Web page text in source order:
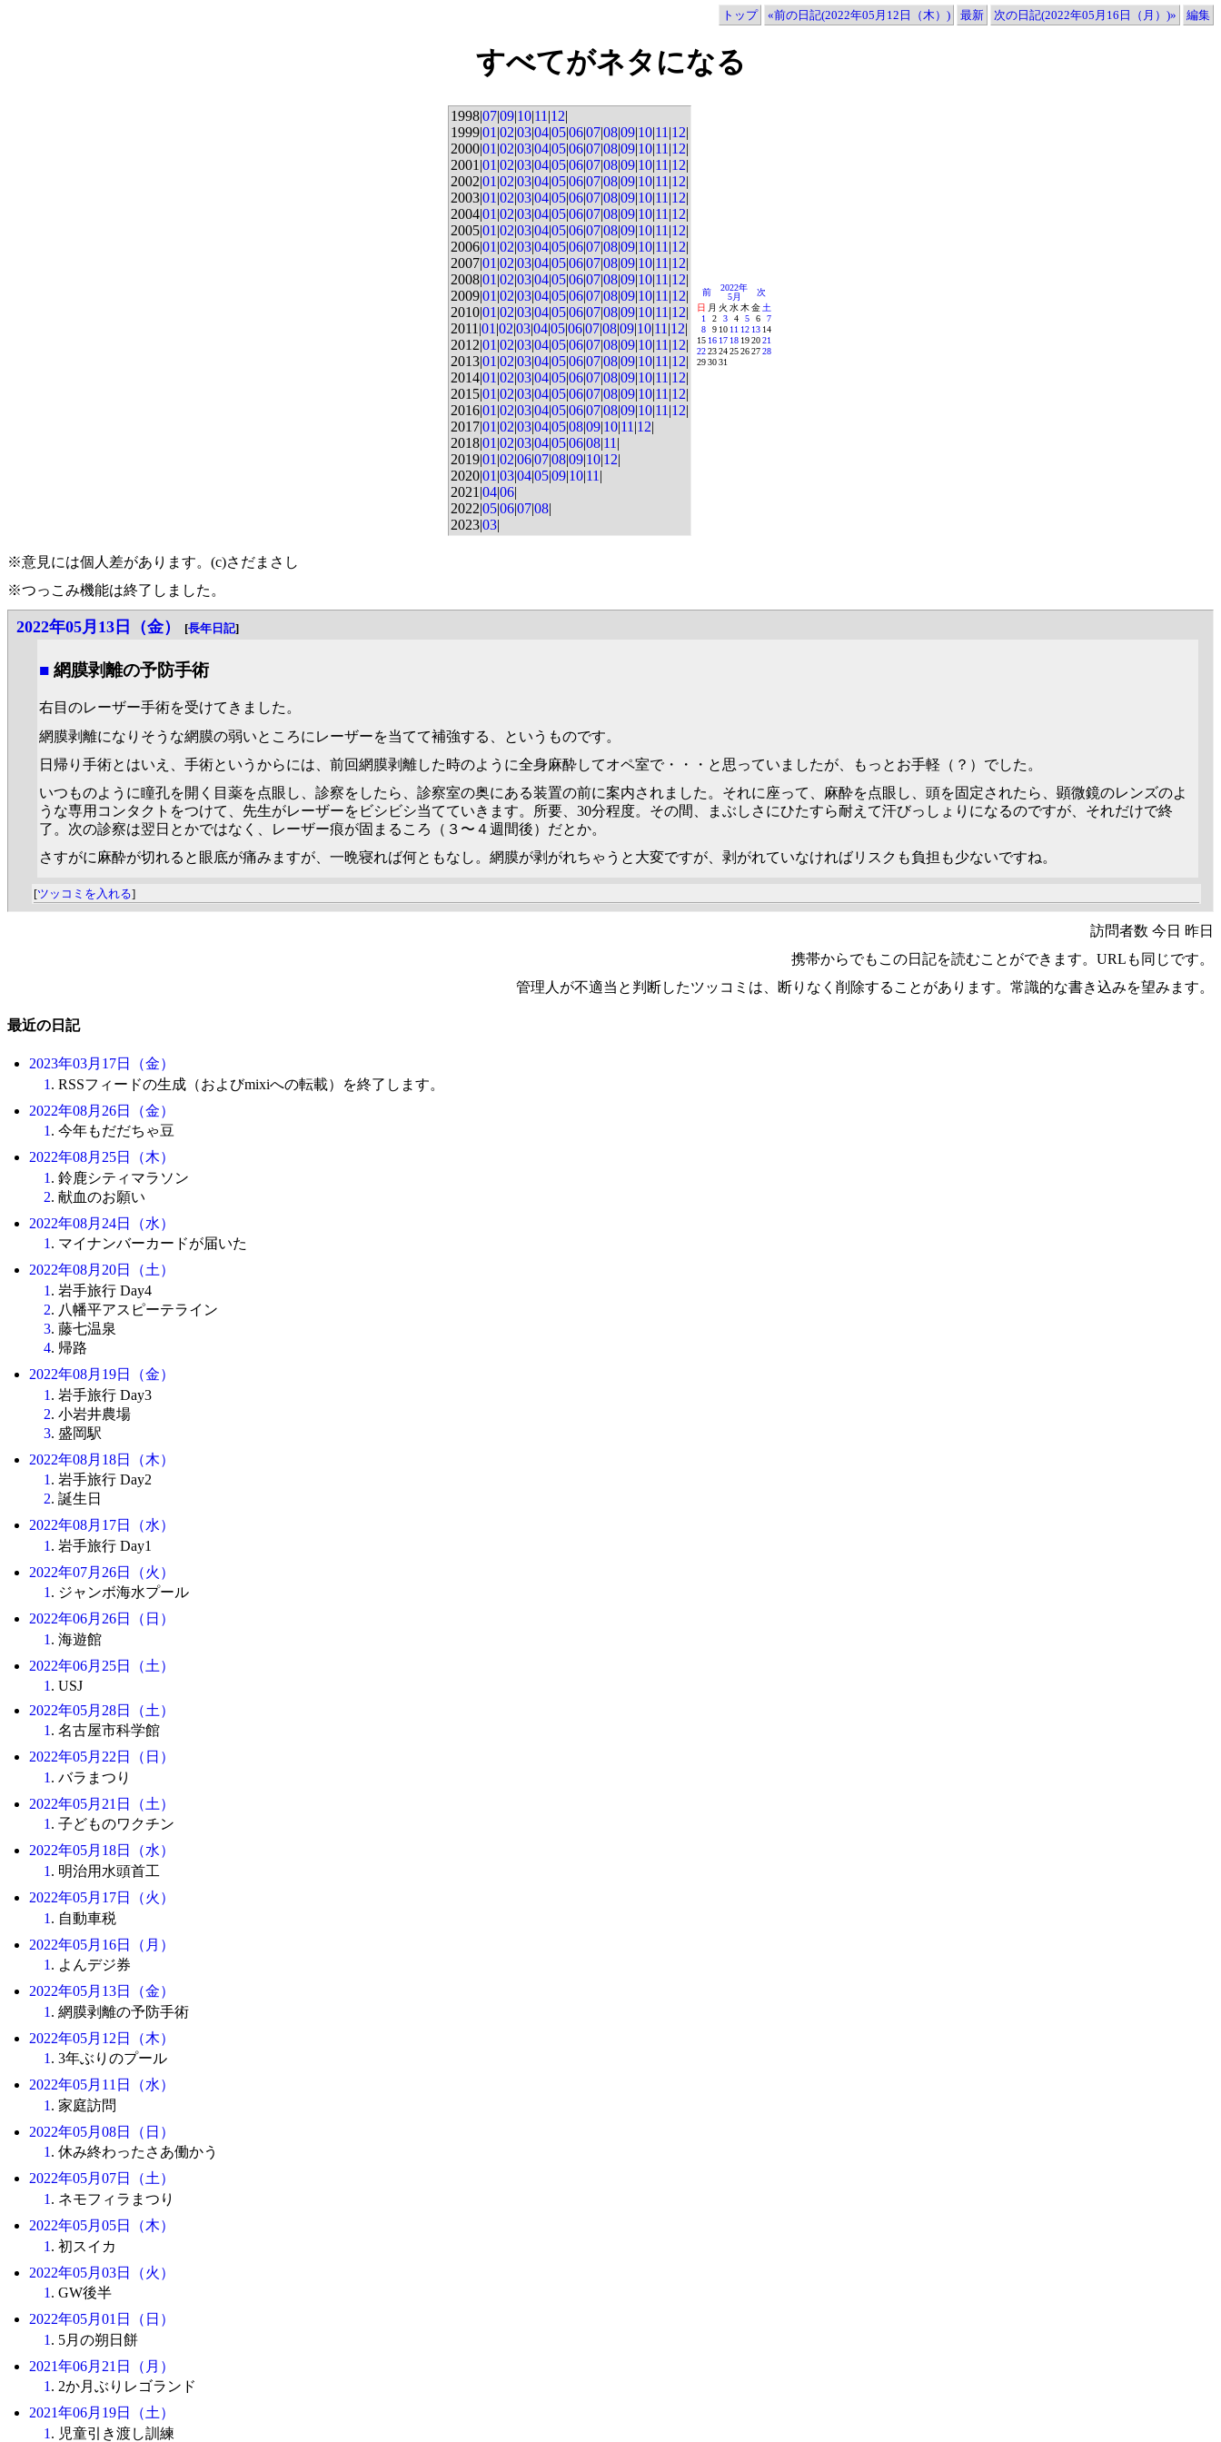
トップ «前の日記(2022年05月12日（木）) 最新 次の日記(2022年05月16日（月）)» 編集
すべてがネタになる
1998|07|09|10|11 |12|
1999|01 |02|03|04|05|06|07|08|09|10|11 |12|
2000|01 |02|03|04|05|06|07|08|09|10|11 |12|
2001|01 |02|03|04|05|06|07|08|09|10|11 |12|
2002|01 |02|03|04|05|06|07|08|09|10|11 |12|
2003|01 |02|03|04|05|06|07|08|09|10|11 |12|
2004|01 |02|03|04|05|06|07|08|09|10|11 |12|
2005|01 |02|03|04|05|06|07|08|09|10|11 |12|
2006|01 |02|03|04|05|06|07|08|09|10|11 |12|
2007|01 |02|03|04|05|06|07|08|09|10|11 |12|
2008|01 |02|03|04|05|06|07|08|09|10|11 |12|
2009|01 |02|03|04|05|06|07|08|09|10|11 |12|
2010|01 |02|03|04|05|06|07|08|09|10|11 |12|
2011|01 |02|03|04|05|06|07|08|09|10|11 |12|
2012|01 |02|03|04|05|06|07|08|09|10|11 |12|
2013|01 |02|03|04|05|06|07|08|09|10|11 |12|
2014|01 |02|03|04|05|06|07|08|09|10|11 |12|
2015|01 |02|03|04|05|06|07|08|09|10|11 |12|
2016|01 |02|03|04|05|06|07|08|09|10|11 |12|
2017|01 |02|03|04|05|08|09|10|11 |12|
2018|01 |02|03|04|05|06|08|11 |
2019|01 |02|06|07|08|09|10|12|
2020|01 |03|04|05|09|10|11 |
2021|04|06|
2022|05|06|07|08|
2023|03|
前
2022年
5月
次
日 月 火 水 木金 土
1
2 3 4 5 6
7
8
9 10 11 12 13 14
15 16 17 18 192021
22232425262728
293031
※意見には個人差があります。(c)さだまさし
※つっこみ機能は終了しました。
2022年05月13日（金） [長年日記]
■ 網膜剥離の予防手術
右目のレーザー手術を受けてきました。
網膜剥離になりそうな網膜の弱いところにレーザーを当てて補強する、というものです。
日帰り手術とはいえ、手術というからには、前回網膜剥離した時のように全身麻酔してオペ室で・・・と思っていましたが、もっとお手軽（？）でした。
いつものように瞳孔を開く目薬を点眼し、診察をしたら、診察室の奥にある装置の前に案内されました。それに座って、麻酔を点眼し、頭を固定されたら、顕微鏡のレンズのよ
うな専用コンタクトをつけて、先生がレーザーをビシビシ当てていきます。所要、30分程度。その間、まぶしさにひたすら耐えて汗びっしょりになるのですが、それだけで終
了。次の診察は翌日とかではなく、レーザー痕が固まるころ（３〜４週間後）だとか。
さすがに麻酔が切れると眼底が痛みますが、一晩寝れば何ともなし。網膜が剥がれちゃうと大変ですが、剥がれていなければリスクも負担も少ないですね。
[ツッコミを入れる]
訪問者数 今日 昨日
携帯からでもこの日記を読むことができます。URLも同じです。
管理人が不適当と判断したツッコミは、断りなく削除することがあります。常識的な書き込みを望みます。
最近の日記
2023年03月17日（金）
1 . RSSフィードの生成（およびmixiへの転載）を終了します。
2022年08月26日（金）
1 . 今年もだだちゃ豆
2022年08月25日（木）
1 . 鈴鹿シティマラソン
2. 献血のお願い
2022年08月24日（水）
1 . マイナンバーカードが届いた
2022年08月20日（土）
1 . 岩手旅行 Day4
2. 八幡平アスピーテライン
3. 藤七温泉
4. 帰路
2022年08月19日（金）
1 . 岩手旅行 Day3
2. 小岩井農場
3. 盛岡駅
2022年08月18日（木）
1 . 岩手旅行 Day2
2. 誕生日
2022年08月17日（水）
1 . 岩手旅行 Day1
2022年07月26日（火）
1 . ジャンボ海水プール
2022年06月26日（日）
1 . 海遊館
2022年06月25日（土）
1 . USJ
2022年05月28日（土）
1 . 名古屋市科学館
2022年05月22日（日）
1 . バラまつり
2022年05月21日（土）
1 . 子どものワクチン
2022年05月18日（水）
1 . 明治用水頭首工
2022年05月17日（火）
1 . 自動車税
2022年05月16日（月）
1 . よんデジ券
2022年05月13日（金）
1 . 網膜剥離の予防手術
2022年05月12日（木）
1 . 3年ぶりのプール
2022年05月11日（水）
1 . 家庭訪問
2022年05月08日（日）
1. 休み終わったさあ働かう
2022年05月07日（土）
1 . ネモフィラまつり
2022年05月05日（木）
1 . 初スイカ
2022年05月03日（火）
1 . GW後半
2022年05月01日（日）
1 . 5月の朔日餅
2021年06月21日（月）
1. 2か月ぶりレゴランド
2021年06月19日（土）
1 . 児童引き渡し訓練